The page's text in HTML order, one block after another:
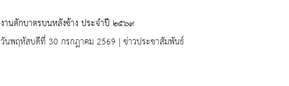
งานตักบาตรบนหลังช้าง ประจำปี ๒๕๖๙
วันพฤหัสบดีที่ 30 กรกฎาคม 2569 | ข่าวประชาสัมพันธ์